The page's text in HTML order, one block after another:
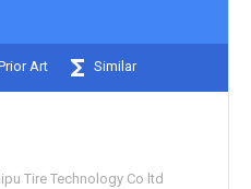
Art Similar
Tire Technology Co ltd